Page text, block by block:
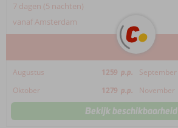
7 dagen (5 nachten)
vanaf Amsterdam
Augustus 1259 p.p. September
Oktober
1279 p.p. November
Bekijk beschikbaarheid